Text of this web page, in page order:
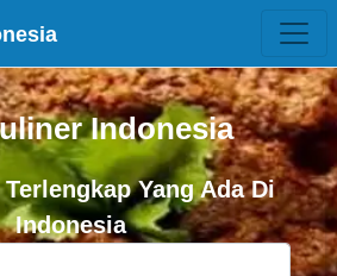
Indonesia
Yang Ada Di
Indonesia